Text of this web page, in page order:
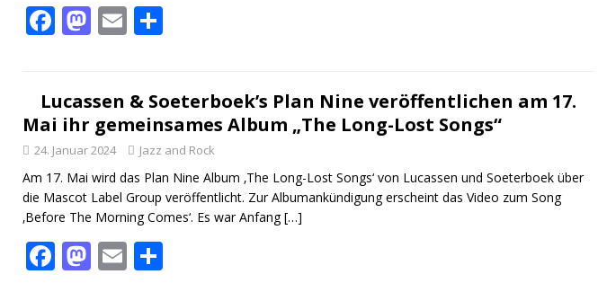
F
b
o
o
k
M
d
o
n
E
l n
Lucassen & Soeterboek’s Plan Nine veröffentlichen am 17.
Mai ihr gemeinsames Album „The Long-Lost Songs“
24. Januar 2024 Jazz and Rock
Am 17. Mai wird das Plan Nine Album ‚The Long-Lost Songs‘ von Lucassen und Soeterboek über
die Mascot Label Group veröffentlicht. Zur Albumankündigung erscheint das Video zum Song
‚Before The Morning Comes‘. Es war Anfang[…]
F M E